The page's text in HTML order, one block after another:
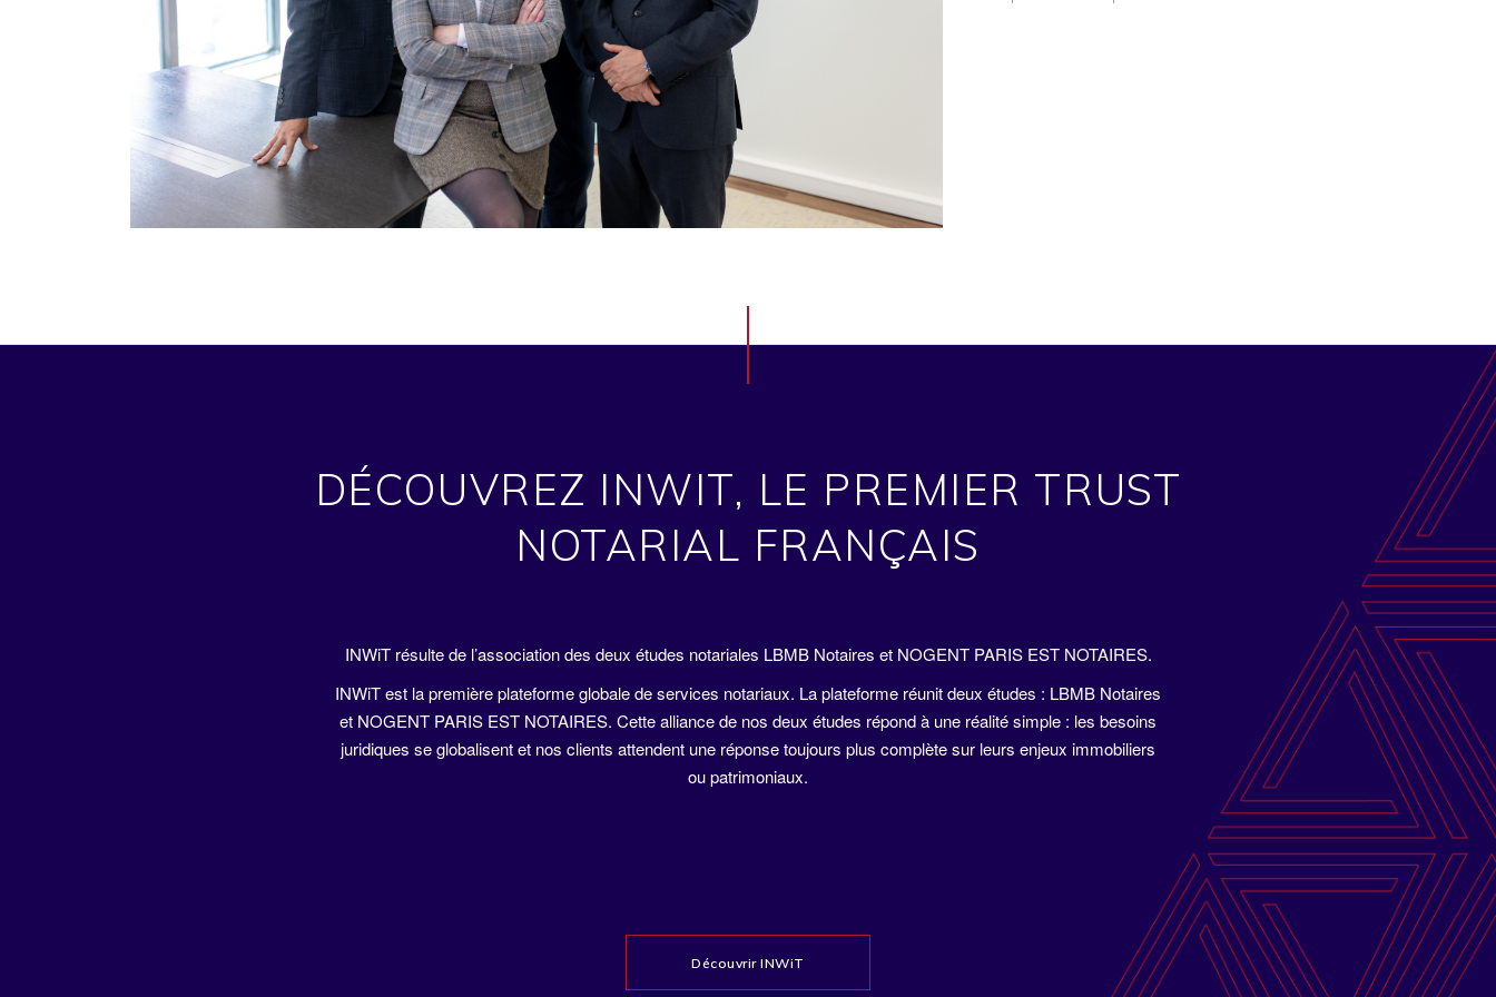
DÉCOUVREZ INWIT, LE PREMIER TRUST
NOTARIAL FRANÇAIS
INWiT résulte de l’association des deux études notariales LBMB Notaires et NOGENT PARIS EST NOTAIRES.
INWiT est la première plateforme globale de services notariaux. La plateforme réunit deux études : LBMB Notaires
et NOGENT PARIS EST NOTAIRES. Cette alliance de nos deux études répond à une réalité simple : les besoins
juridiques se globalisent et nos clients attendent une réponse toujours plus complète sur leurs enjeux immobiliers
ou patrimoniaux.
Découvrir INWiT